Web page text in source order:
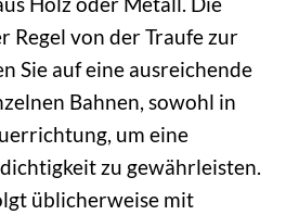
Regel von der Traufe zur
Sie auf eine ausreichende
Bahnen, sowohl in
um eine
zu gewährleisten.
üblicherweise mit